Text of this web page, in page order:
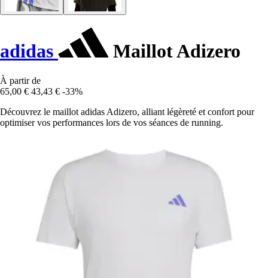
adidas Maillot Adizero
À partir de
65,00 € 43,43 € -33%
Découvrez le maillot adidas Adizero, alliant légèreté et confort pour
optimiser vos performances lors de vos séances de running.